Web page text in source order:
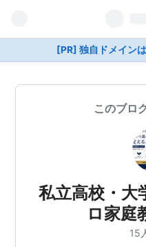
[PR] 独自ドメイン
このブロ
私立高校・大
ロ家庭
15